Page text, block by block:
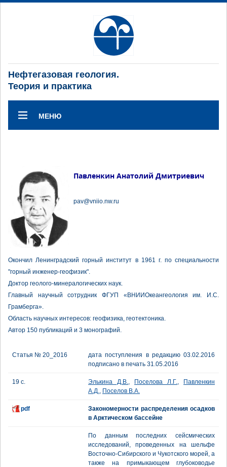
Нефтегазовая геология.
Теория и практика
МЕНЮ
Павленкин Анатолий Дмитриевич
pav@vniio.nw.ru
Окончил Ленинградский горный институт в 1961 г. по специальности
"горный инженер-геофизик".
Доктор геолого-минералогических наук.
Главный научный сотрудник ФГУП «ВНИИОкеангеология им. И.С.
Грамберга».
Область научных интересов: геофизика, геотектоника.
Автор 150 публикаций и 3 монографий.
Статья № 20_2016
дата поступления в редакцию 03.02.2016
подписано в печать 31.05.2016
19 с. Элькина Д.В., Поселова Л.Г.,
Павленкин
А.Д., Поселов В.А.
pdf
Закономерности распределения осадков
в Арктическом бассейне
По данным последних сейсмических
исследований, проведенных на шельфе
Восточно-Сибирского и Чукотского морей, а
также на примыкающем глубоководье